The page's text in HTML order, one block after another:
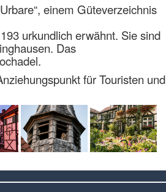
einem Güteverzeichnis
urkundlich erwähnt. Sie sind
Das
für Touristen und